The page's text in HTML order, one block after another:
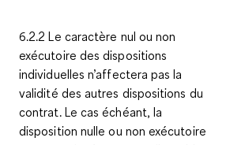
6.2.2 Le caractère nul ou non
exécutoire des dispositions
individuelles n’affectera pas la
validité des autres dispositions du
contrat. Le cas échéant, la
disposition nulle ou non exécutoire